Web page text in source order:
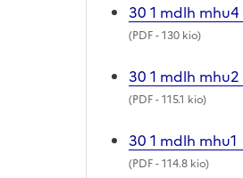
30 1 mdlh mhu4
(PDF- 130 kio)
30 1 mdlh mhu2
(PDF- 115.1 kio)
30 1 mdlh mhu1
(PDF- 114.8 kio)